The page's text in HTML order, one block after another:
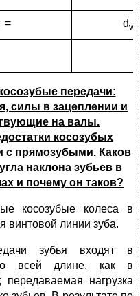
= dwv
передачи:
силы в зацеплении и
на валы.
косозубых
с прямозубыми. Каков
наклона зубьев в
и почему он таков?
косозубые колеса в
винтовой линии зуба.
зубья входят в
всей длине, как в
нагрузка